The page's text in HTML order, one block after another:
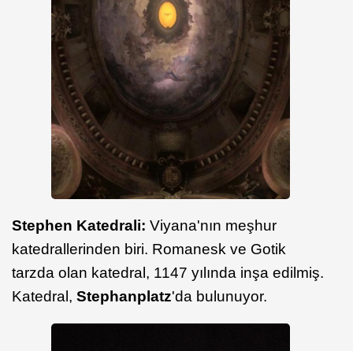
Stephen Katedrali: Viyana'nın meşhur
katedrallerinden biri. Romanesk ve Gotik
tarzda olan katedral, 1147 yılında inşa edilmiş.
Katedral, Stephanplatz'da bulunuyor.